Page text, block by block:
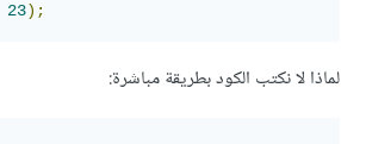
23);
لماذا لا نكتب الكود بطريقة مباشرة: